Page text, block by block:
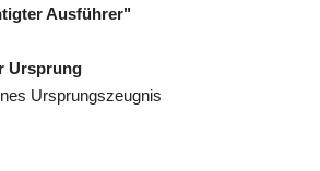
Ausführer"
Ursprung
Ursprungszeugnis